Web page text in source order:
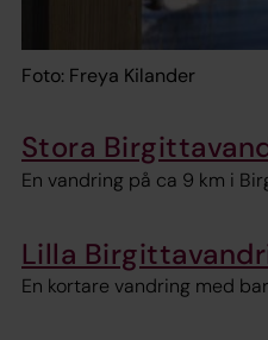
Foto: Freya Kilander
Stora
En vandring på ca 9 km i
Lilla
En kortare vandring med